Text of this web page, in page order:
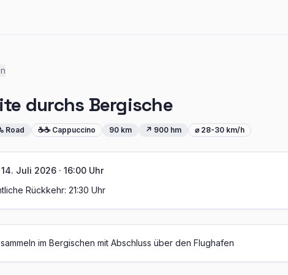
durchs Bergische
Road ☕☕ Cappuccino 90 km ↗ 900 hm ⌀ 28-30 km/h
Juli 2026 · 16:00 Uhr
Rückkehr: 21:30 Uhr
im Bergischen mit Abschluss über den Flughafen